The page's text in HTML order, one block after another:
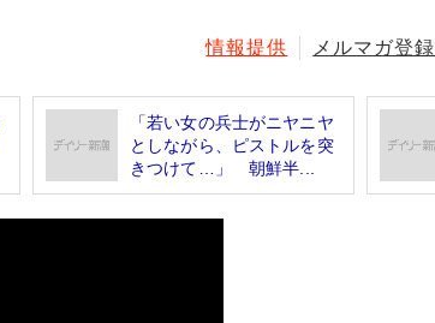
情報提供 メルマガ登録
「若い女の兵士がニヤニヤ
としながら、ピストルを突
きつけて…」 朝鮮半...